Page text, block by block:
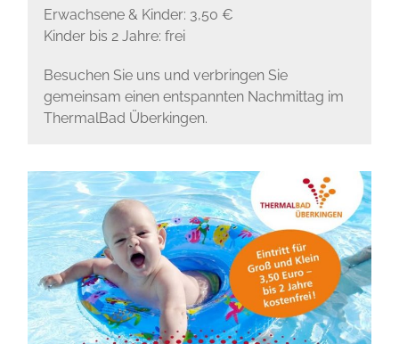
Erwachsene & Kinder: 3,50 €
Kinder bis 2 Jahre: frei
Besuchen Sie uns und verbringen Sie
gemeinsam einen entspannten Nachmittag im
ThermalBad Überkingen.